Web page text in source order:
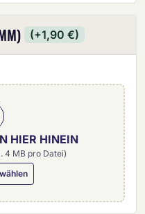
(+1,90 €)
HIER HINEIN
4 MB pro Datei)